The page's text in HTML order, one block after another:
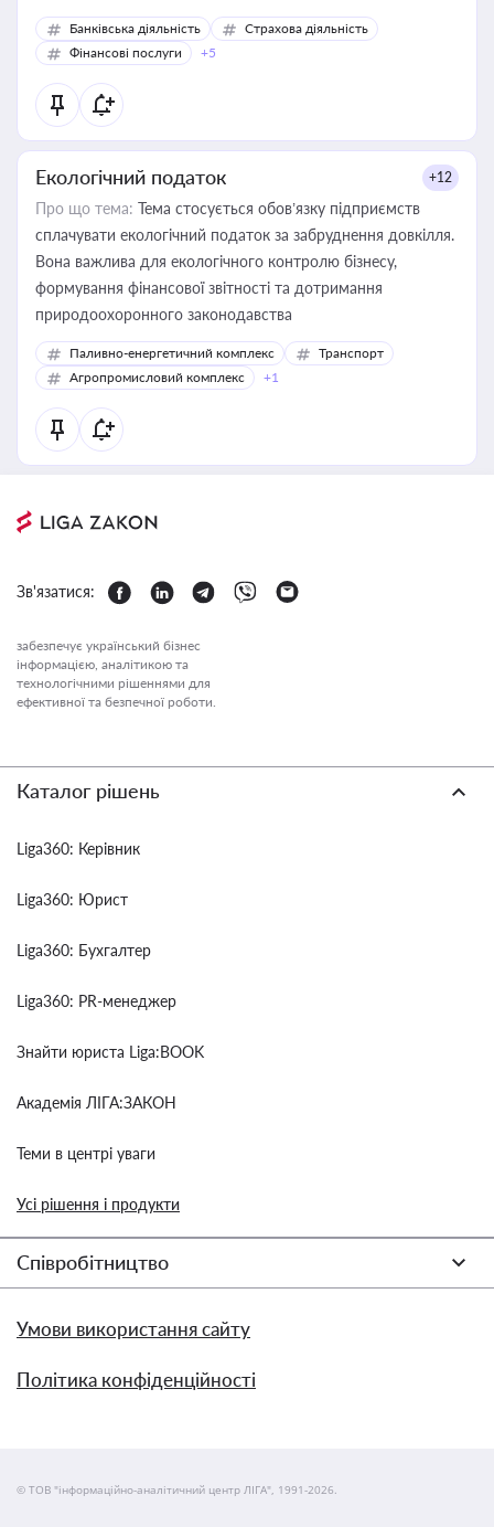
Банківська діяльність
Страхова діяльність
Фінансові послуги
+5
Екологічний податок +12
Про що тема: Тема стосується обов’язку підприємств
сплачувати екологічний податок за забруднення довкілля.
Вона важлива для екологічного контролю бізнесу,
формування фінансової звітності та дотримання
природоохоронного законодавства
Паливно-енергетичний комплекс
Транспорт
Агропромисловий комплекс
+1
Зв'язатися:
забезпечує український бізнес
інформацією, аналітикою та
технологічними рішеннями для
ефективної та безпечної роботи.
Каталог рішень
Liga360: Керівник
Liga360: Юрист
Liga360: Бухгалтер
Liga360: PR-менеджер
Знайти юриста Liga:BOOK
Академія ЛІГА:ЗАКОН
Теми в центрі уваги
Усі рішення і продукти
Співробітництво
Умови використання сайту
Політика конфіденційності
© ТОВ "інформаційно-аналітичний центр ЛІГА", 1991-2026.